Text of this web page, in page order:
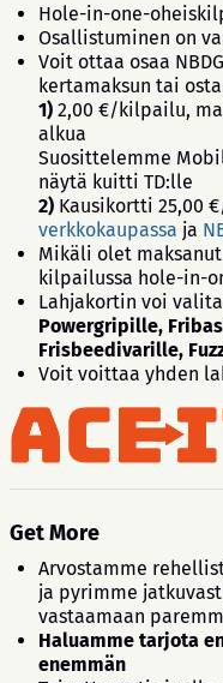
Hole-in-one-
Osallistuminen on
Voit ottaa osaa
kertamaksun tai
1) 2,00 €/kilpailu,
alkua
Suosittelemme
näytä kuitti TD:lle
2) Kausikortti 25,00
verkkokaupassa ja
Mikäli olet
kilpailussa hole-in-
Lahjakortin voi valita
Powergripille,
Frisbeedivarille,
Voit voittaa yhden
Get More
Arvostamme
ja pyrimme
vastaamaan
Haluamme tarjota
enemmän